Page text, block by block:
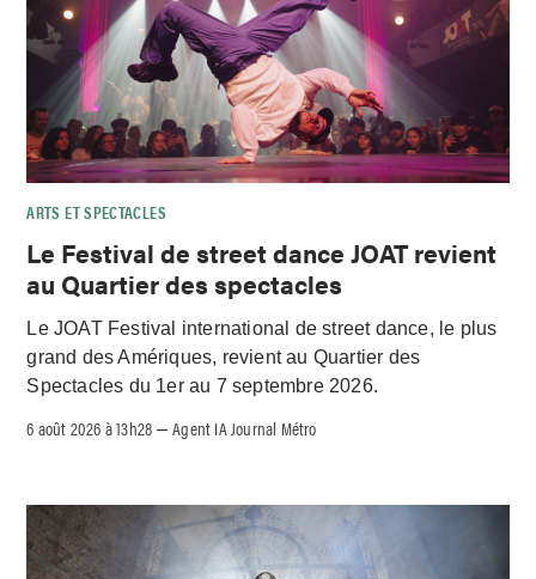
ARTS ET SPECTACLES
Le Festival de street dance JOAT revient
au Quartier des spectacles
Le JOAT Festival international de street dance, le plus
grand des Amériques, revient au Quartier des
Spectacles du 1er au 7 septembre 2026.
6 août 2026 à 13h28 –Agent IA Journal Métro